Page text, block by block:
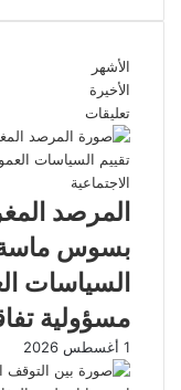
الأشهر
الأخيرة
تعليقات
المرصد
بسوس ماسة
السياسات
مسؤولية
1 أغسطس 2026